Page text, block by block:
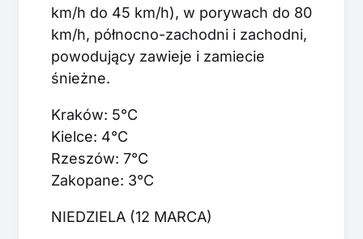
km/h do 45 km/h), w porywach do 80
km/h, północno-zachodni i zachodni,
powodujący zawieje i zamiecie
śnieżne.
Kraków: 5°C
Kielce: 4°C
Rzeszów: 7°C
Zakopane: 3°C
NIEDZIELA (12 MARCA)